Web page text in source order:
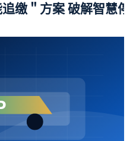
缴＂方案 破解智慧